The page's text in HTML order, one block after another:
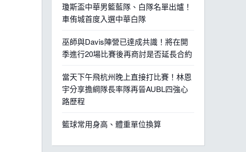
瓊斯盃中華男籃藍隊、白隊名單出爐！
車侑城首度入選中華白隊
巫師與Davis陣營已達成共識！將在開
季進行20場比賽後再商討是否延長合約
當天下午飛杭州晚上直接打比賽！林恩
宇分享擔綱隊長率隊再晉AUBL四強心
路歷程
籃球常用身高、體重單位換算